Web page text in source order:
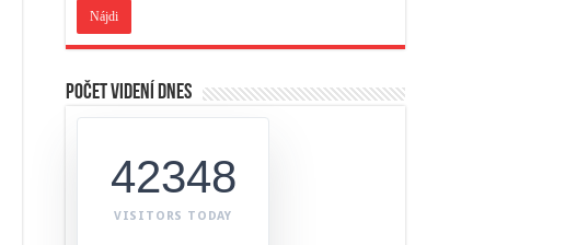
Počet videní dnes
42348
VISITORS TODAY